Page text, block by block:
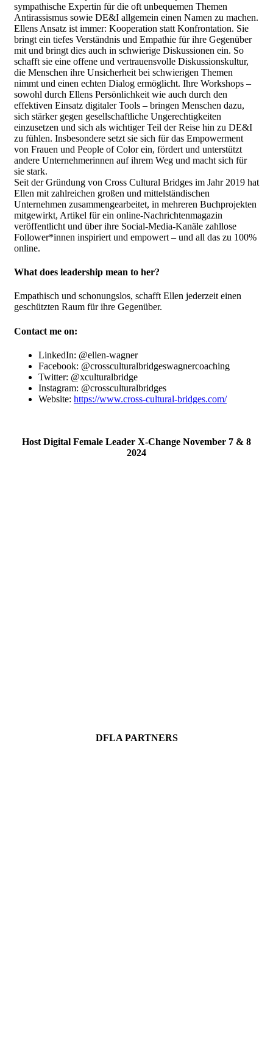
sympathische Expertin für die oft unbequemen Themen
Antirassismus sowie DE&I allgemein einen Namen zu machen.
Ellens Ansatz ist immer: Kooperation statt Konfrontation. Sie
bringt ein tiefes Verständnis und Empathie für ihre Gegenüber
mit und bringt dies auch in schwierige Diskussionen ein. So
schafft sie eine offene und vertrauensvolle Diskussionskultur,
die Menschen ihre Unsicherheit bei schwierigen Themen
nimmt und einen echten Dialog ermöglicht. Ihre Workshops –
sowohl durch Ellens Persönlichkeit wie auch durch den
effektiven Einsatz digitaler Tools – bringen Menschen dazu,
sich stärker gegen gesellschaftliche Ungerechtigkeiten
einzusetzen und sich als wichtiger Teil der Reise hin zu DE&I
zu fühlen. Insbesondere setzt sie sich für das Empowerment
von Frauen und People of Color ein, fördert und unterstützt
andere Unternehmerinnen auf ihrem Weg und macht sich für
sie stark.
Seit der Gründung von Cross Cultural Bridges im Jahr 2019 hat
Ellen mit zahlreichen großen und mittelständischen
Unternehmen zusammengearbeitet, in mehreren Buchprojekten
mitgewirkt, Artikel für ein online-Nachrichtenmagazin
veröffentlicht und über ihre Social-Media-Kanäle zahllose
Follower*innen inspiriert und empowert – und all das zu 100%
online.
What does leadership mean to her?
Empathisch und schonungslos, schafft Ellen jederzeit einen
geschützten Raum für ihre Gegenüber.
Contact me on:
LinkedIn: @ellen-wagner
Facebook: @crossculturalbridgeswagnercoaching
Twitter: @xculturalbridge
Instagram: @crossculturalbridges
Website: https://www.cross-cultural-bridges.com/
Host Digital Female Leader X-Change November 7 & 8
2024
DFLA PARTNERS